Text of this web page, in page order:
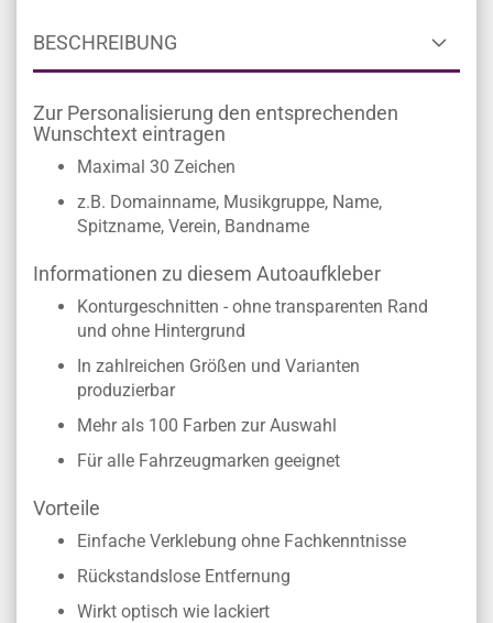
BESCHREIBUNG
Zur Personalisierung den entsprechenden
Maximal 30 Zeichen
z.B. Domainname, Musikgruppe, Name,
Spitzname, Verein, Bandname
Informationen zu diesem Autoaufkleber
Konturgeschnitten - ohne transparenten Rand
produzierbar
Mehr als 100 Farben zur Auswahl
Für alle Fahrzeugmarken geeignet